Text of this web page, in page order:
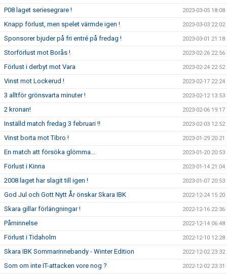
P08 laget seriesegrare ! 2023-03-05 18:08
Knapp förlust, men spelet värmde igen ! 2023-03-03 22:02
Sponsorer bjuder på fri entré på fredag ! 2023-03-01 21:18
Storförlust mot Borås ! 2023-02-26 22:56
Förlust i derbyt mot Vara 2023-02-24 22:52
Vinst mot Lockerud ! 2023-02-17 22:24
3 alltför grönsvarta minuter ! 2023-02-12 13:53
2 kronan! 2023-02-06 19:17
Inställd match fredag 3 februari !! 2023-02-03 12:52
Vinst borta mot Tibro ! 2023-01-29 20:21
En match att försöka glömma... 2023-01-20 20:53
Förlust i Kinna 2023-01-14 21:04
2008 laget har slagit till igen ! 2023-01-07 20:53
God Jul och Gott Nytt År önskar Skara IBK 2022-12-24 15:20
Skara gillar förlängningar ! 2022-12-16 22:36
Påminnelse 2022-12-14 06:48
Förlust i Tidaholm 2022-12-10 12:28
Skara IBK Sommarinnebandy - Winter Edition 2022-12-02 23:32
Som om inte IT-attacken vore nog ? 2022-12-02 23:31